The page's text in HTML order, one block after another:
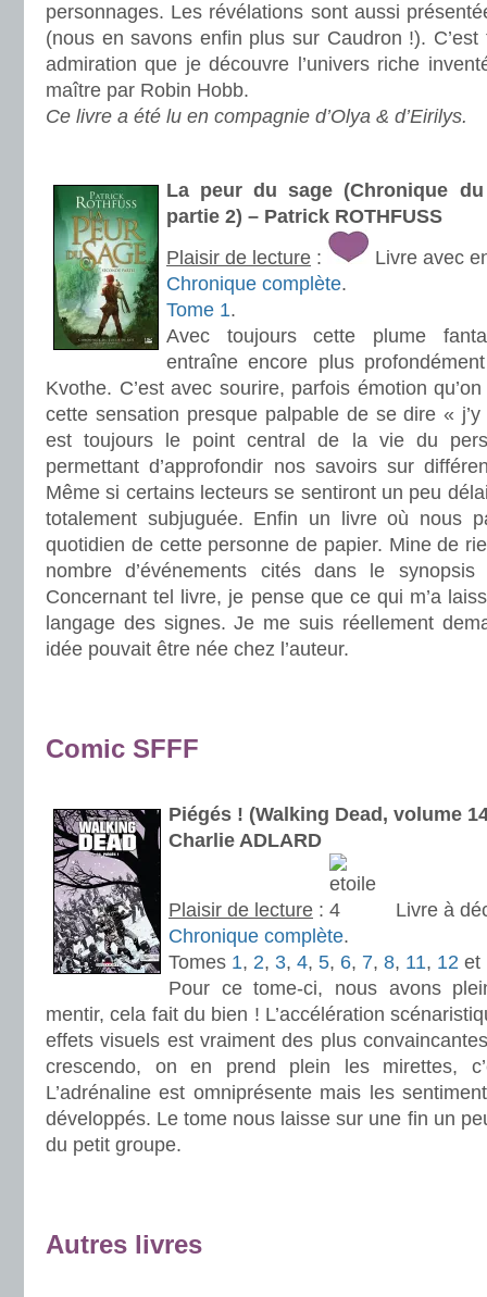
personnages. Les révélations sont aussi
(nous en savons enfin plus sur Caudron !).
admiration que je découvre l’univers riche
maître par Robin Hobb.
Ce livre a été lu en compagnie d’Olya & d’Eirilys.
La peur du sage (Chronique
partie 2) – Patrick ROTHFUSS
Plaisir de lecture :
Livre avec
Chronique complète.
Tome 1.
Avec toujours cette plume
entraîne encore plus
Kvothe. C’est avec sourire, parfois émotion
cette sensation presque palpable de se dire « j’y
est toujours le point central de la vie du
permettant d’approfondir nos savoirs sur
Même si certains lecteurs se sentiront un peu
totalement subjuguée. Enfin un livre où nous
quotidien de cette personne de papier. Mine de
nombre d’événements cités dans le
Concernant tel livre, je pense que ce qui m’a
langage des signes. Je me suis réellement
idée pouvait être née chez l’auteur.
Comic SFFF
Piégés ! (Walking Dead, volume
Charlie ADLARD
Plaisir de lecture :
Livre à
Chronique complète.
Tomes 1, 2, 3, 4, 5, 6, 7, 8, 11, 12 et
Pour ce tome-ci, nous avons
mentir, cela fait du bien ! L’accélération
effets visuels est vraiment des plus
crescendo, on en prend plein les mirettes,
L’adrénaline est omniprésente mais les
développés. Le tome nous laisse sur une fin un
du petit groupe.
Autres livres